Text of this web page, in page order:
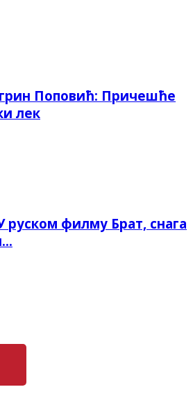
Поповић: Причешће
лек
филму Брат, снага